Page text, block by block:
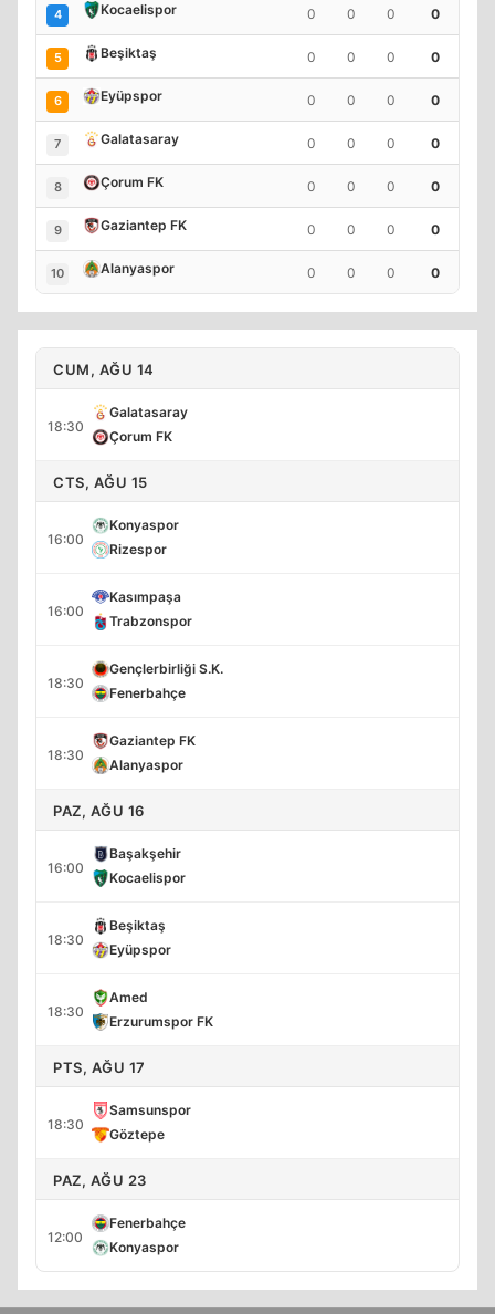
4 Kocaelispor 0 0 0 0
5 Beşiktaş 0 0 0 0
6 Eyüpspor 0 0 0 0
7 Galatasaray 0 0 0 0
8 Çorum FK 0 0 0 0
9 Gaziantep FK 0 0 0 0
10 Alanyaspor 0 0 0 0
CUM, AĞU 14
18:30
Galatasaray
Çorum FK
CTS, AĞU 15
16:00
Konyaspor
Rizespor
16:00
Kasımpaşa
Trabzonspor
18:30
Gençlerbirliği S.K.
Fenerbahçe
18:30
Gaziantep FK
Alanyaspor
PAZ, AĞU 16
16:00
Başakşehir
Kocaelispor
18:30
Beşiktaş
Eyüpspor
18:30
Amed
Erzurumspor FK
PTS, AĞU 17
18:30
Samsunspor
Göztepe
PAZ, AĞU 23
12:00
Fenerbahçe
Konyaspor